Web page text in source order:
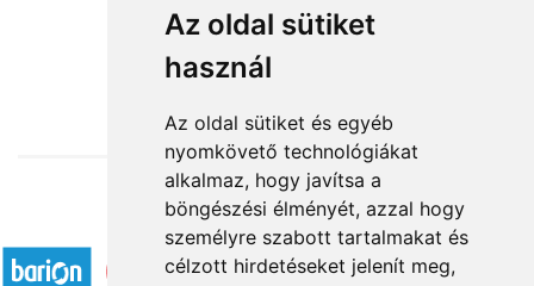
Az oldal sütiket
használ
Az oldal sütiket és egyéb
nyomkövető technológiákat
alkalmaz, hogy javítsa a
böngészési élményét, azzal hogy
személyre szabott tartalmakat és
célzott hirdetéseket jelenít meg,
Kék ég
32 000 Ft-tól
Elfogadott fizetési módok